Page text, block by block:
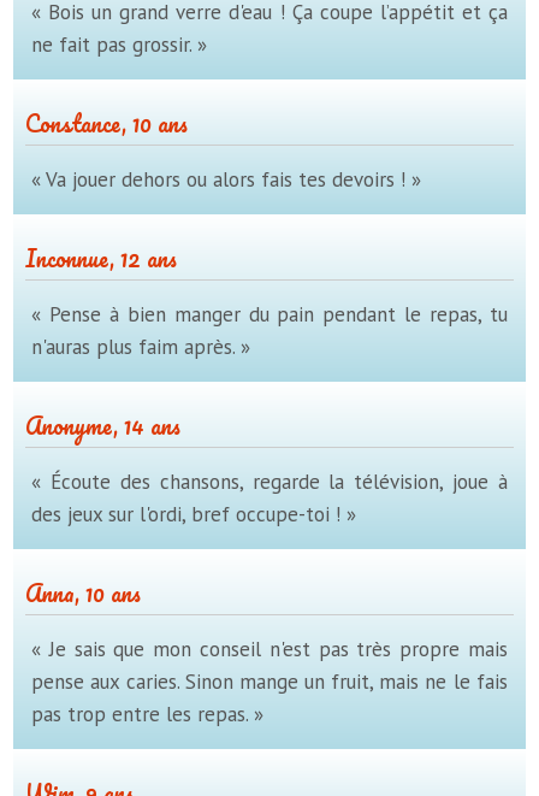
« Bois un grand verre d'eau ! Ça coupe l’appétit et ça
ne fait pas grossir. »
Constance, 10 ans
« Va jouer dehors ou alors fais tes devoirs ! »
Inconnue, 12 ans
« Pense à bien manger du pain pendant le repas, tu
n'auras plus faim après. »
Anonyme, 14 ans
« Écoute des chansons, regarde la télévision, joue à
des jeux sur l'ordi, bref occupe-toi ! »
Anna, 10 ans
« Je sais que mon conseil n'est pas très propre mais
pense aux caries. Sinon mange un fruit, mais ne le fais
pas trop entre les repas. »